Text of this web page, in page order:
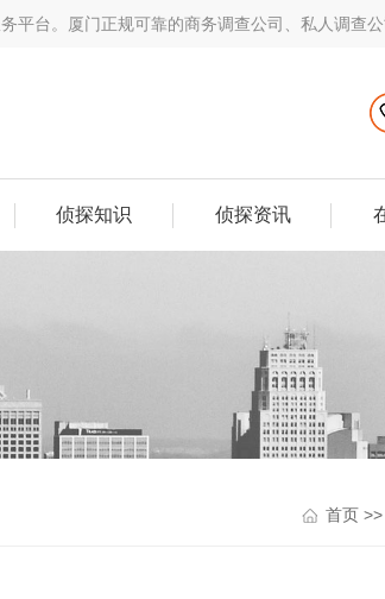
台。​厦门正规可靠的商务调查公司、私人调查
侦探知识 侦探资讯
首页 >>